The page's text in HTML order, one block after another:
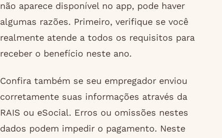
não aparece disponível no app, pode haver
algumas razões. Primeiro, verifique se você
realmente atende a todos os requisitos para
receber o benefício neste ano.
Confira também se seu empregador enviou
corretamente suas informações através da
RAIS ou eSocial. Erros ou omissões nestes
dados podem impedir o pagamento. Neste